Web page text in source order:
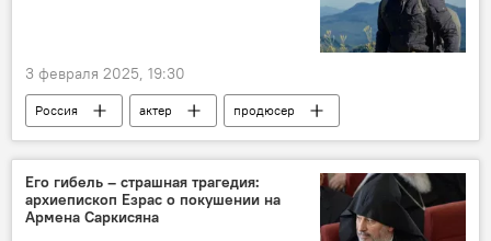
3 февраля 2025, 19:30
Россия актер продюсер
Его гибель – страшная трагедия:
архиепископ Езрас о покушении на
Армена Саркисяна